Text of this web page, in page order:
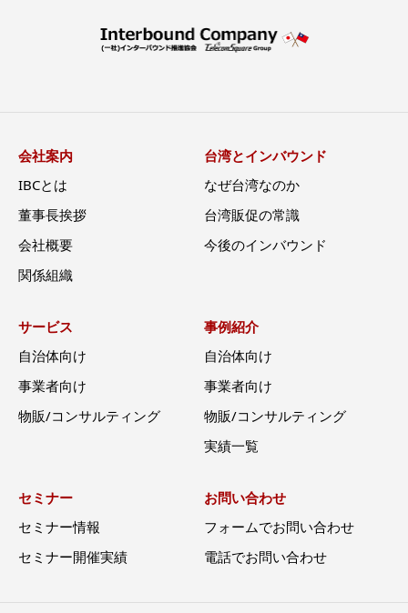
会社案内
IBCとは
董事長挨拶
会社概要
関係組織
台湾とインバウンド
なぜ台湾なのか
台湾販促の常識
今後のインバウンド
サービス
自治体向け
事業者向け
物販/コンサルティング
事例紹介
自治体向け
事業者向け
物販/コンサルティング
実績一覧
セミナー
セミナー情報
セミナー開催実績
お問い合わせ
フォームでお問い合わせ
電話でお問い合わせ